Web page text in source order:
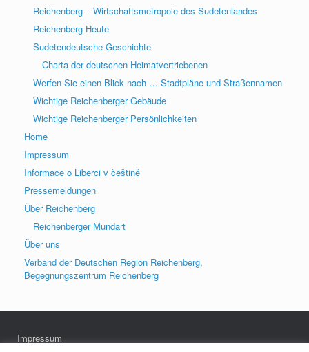
Reichenberg – Wirtschaftsmetropole des Sudetenlandes
Reichenberg Heute
Sudetendeutsche Geschichte
Charta der deutschen Heimatvertriebenen
Werfen Sie einen Blick nach … Stadtpläne und Straßennamen
Wichtige Reichenberger Gebäude
Wichtige Reichenberger Persönlichkeiten
Home
Impressum
Informace o Liberci v češtině
Pressemeldungen
Über Reichenberg
Reichenberger Mundart
Über uns
Verband der Deutschen Region Reichenberg,
Begegnungszentrum Reichenberg
Impressum